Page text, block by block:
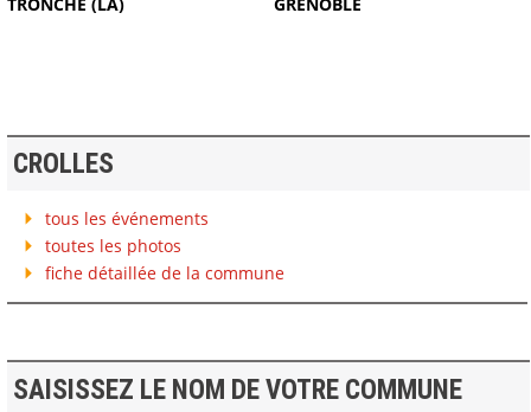
CROLLES
tous les événements
toutes les photos
fiche détaillée de la commune
SAISISSEZ LE NOM DE VOTRE COMMUNE